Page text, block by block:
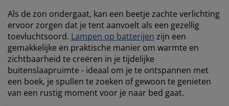
Als de zon ondergaat, kan een beetje zachte verlichting
ervoor zorgen dat je tent aanvoelt als een gezellig
toevluchtsoord. Lampen op batterijen zijn een
gemakkelijke en praktische manier om warmte en
zichtbaarheid te creëren in je tijdelijke
buitenslaapruimte - ideaal om je te ontspannen met
een boek, je spullen te zoeken of gewoon te genieten
van een rustig moment voor je naar bed gaat.